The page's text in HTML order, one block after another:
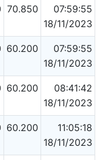
70.850
07:59:55
18/11/2023
60.200
07:59:55
18/11/2023
60.200
08:41:42
18/11/2023
60.200
11:05:18
18/11/2023